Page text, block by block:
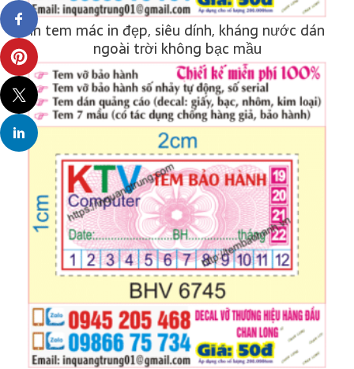
In tem mác in đẹp, siêu dính, kháng nước dán
ngoài trời không bạc mầu